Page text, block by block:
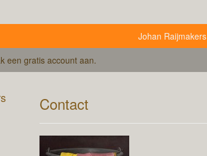
Johan Raijmakers
een gratis account aan.
Contact